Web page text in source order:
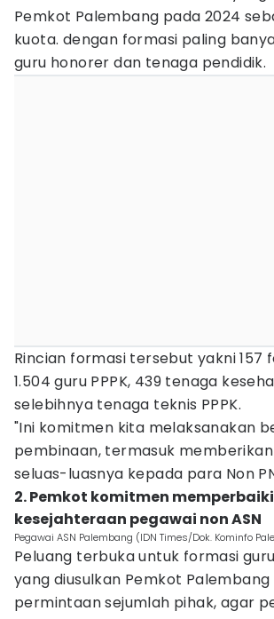
Pemkot Palembang pada 2024
kuota. dengan formasi paling
guru honorer dan tenaga pendidik.
Rincian formasi tersebut yakni 157
1.504 guru PPPK, 439 tenaga
selebihnya tenaga teknis PPPK.
"Ini komitmen kita melaksanakan
pembinaan, termasuk
seluas-luasnya kepada para Non
2. Pemkot komitmen memperbaiki
kesejahteraan pegawai non ASN
Pegawai ASN Palembang (IDN Times/Dok. Kominfo
Peluang terbuka untuk formasi
yang diusulkan Pemkot
permintaan sejumlah pihak, agar